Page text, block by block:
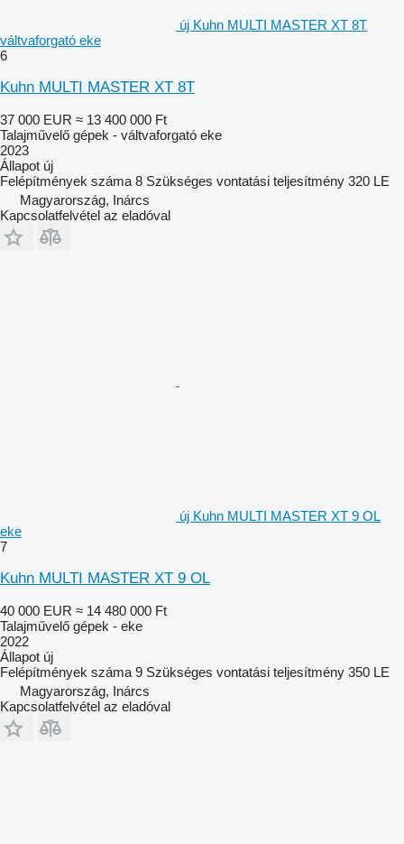
új Kuhn MULTI MASTER XT 8T
váltvaforgató eke
6
Kuhn MULTI MASTER XT 8T
37 000 EUR ≈ 13 400 000 Ft
Talajművelő gépek - váltvaforgató eke
2023
Állapot új
Felépítmények száma 8 Szükséges vontatási teljesítmény 320 LE
Magyarország, Inárcs
Kapcsolatfelvétel az eladóval
új Kuhn MULTI MASTER XT 9 OL
eke
7
Kuhn MULTI MASTER XT 9 OL
40 000 EUR ≈ 14 480 000 Ft
Talajművelő gépek - eke
2022
Állapot új
Felépítmények száma 9 Szükséges vontatási teljesítmény 350 LE
Magyarország, Inárcs
Kapcsolatfelvétel az eladóval